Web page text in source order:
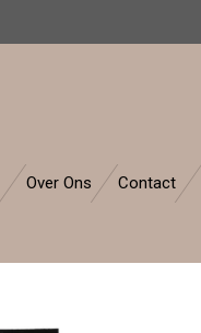
Over Ons Contact